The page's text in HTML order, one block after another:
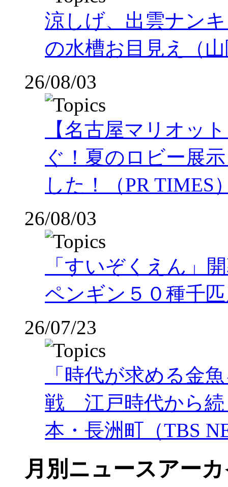
涼しげ、出雲ナン
の水槽お目見え（
26/08/03
【名古屋マリオッ
ぐ！夏のロビー展
した！（PR TIMES
26/08/03
「すいぞくえん」
ペンギン５０種千
26/07/23
「時代が求める金
戦 江戸時代から
本・長洲町（TBS
月別ニュースアー